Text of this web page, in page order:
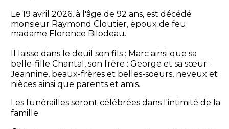
Le 19 avril 2026, à l'âge de 92 ans, est décédé
monsieur Raymond Cloutier, époux de feu
madame Florence Bilodeau.
Il laisse dans le deuil son fils : Marc ainsi que sa
belle-fille Chantal, son frère : George et sa sœur :
Jeannine, beaux-frères et belles-soeurs, neveux et
nièces ainsi que parents et amis.
Les funérailles seront célébrées dans l'intimité de la
famille.